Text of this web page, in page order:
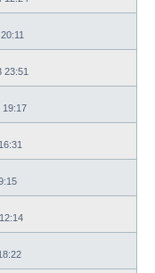
23:51
19:17